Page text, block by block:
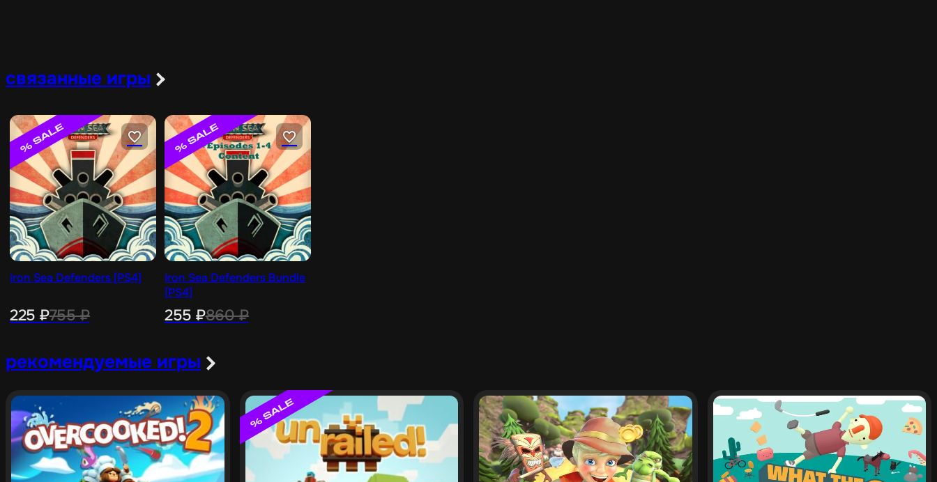
связанные игры
Iron Sea Defenders [PS4]
225 ₽755₽
Iron Sea Defenders Bundle
[PS4]
255 ₽860₽
рекомендуемые игры